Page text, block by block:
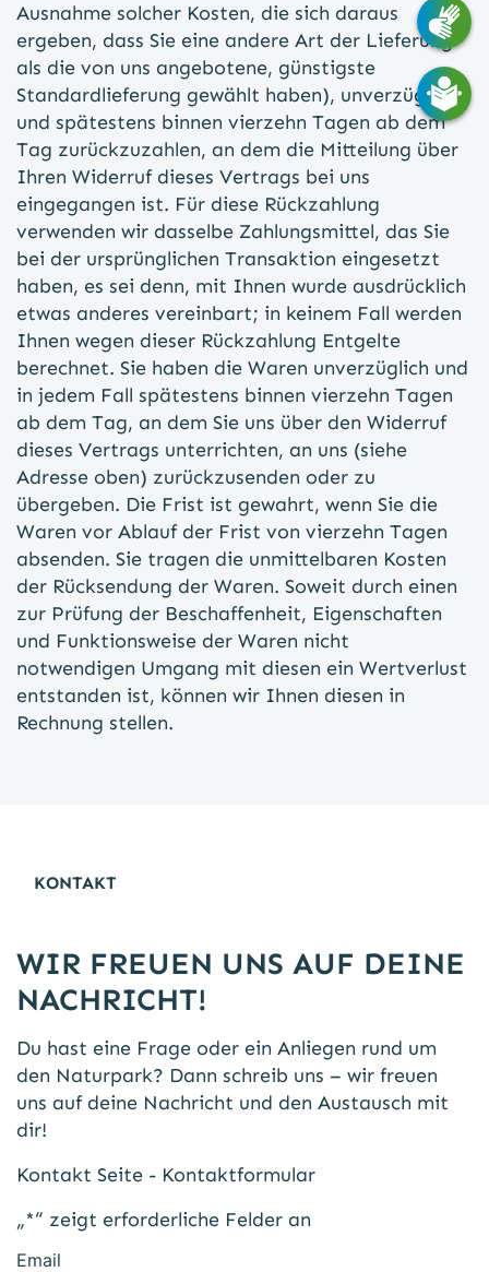
Ausnahme solcher Kosten, die sich daraus
ergeben, dass Sie eine andere Art der Lieferung
als die von uns angebotene, günstigste
Standardlieferung gewählt haben), unverzüglich
und spätestens binnen vierzehn Tagen ab dem
Tag zurückzuzahlen, an dem die Mitteilung über
Ihren Widerruf dieses Vertrags bei uns
eingegangen ist. Für diese Rückzahlung
verwenden wir dasselbe Zahlungsmittel, das Sie
bei der ursprünglichen Transaktion eingesetzt
haben, es sei denn, mit Ihnen wurde ausdrücklich
etwas anderes vereinbart; in keinem Fall werden
Ihnen wegen dieser Rückzahlung Entgelte
berechnet. Sie haben die Waren unverzüglich und
in jedem Fall spätestens binnen vierzehn Tagen
ab dem Tag, an dem Sie uns über den Widerruf
dieses Vertrags unterrichten, an uns (siehe
Adresse oben) zurückzusenden oder zu
übergeben. Die Frist ist gewahrt, wenn Sie die
Waren vor Ablauf der Frist von vierzehn Tagen
absenden. Sie tragen die unmittelbaren Kosten
der Rücksendung der Waren. Soweit durch einen
zur Prüfung der Beschaffenheit, Eigenschaften
und Funktionsweise der Waren nicht
notwendigen Umgang mit diesen ein Wertverlust
entstanden ist, können wir Ihnen diesen in
Rechnung stellen.
KONTAKT
WIR FREUEN UNS AUF DEINE
NACHRICHT!
Du hast eine Frage oder ein Anliegen rund um
den Naturpark? Dann schreib uns – wir freuen
uns auf deine Nachricht und den Austausch mit
dir!
Kontakt Seite - Kontaktformular
„*“ zeigt erforderliche Felder an
Email